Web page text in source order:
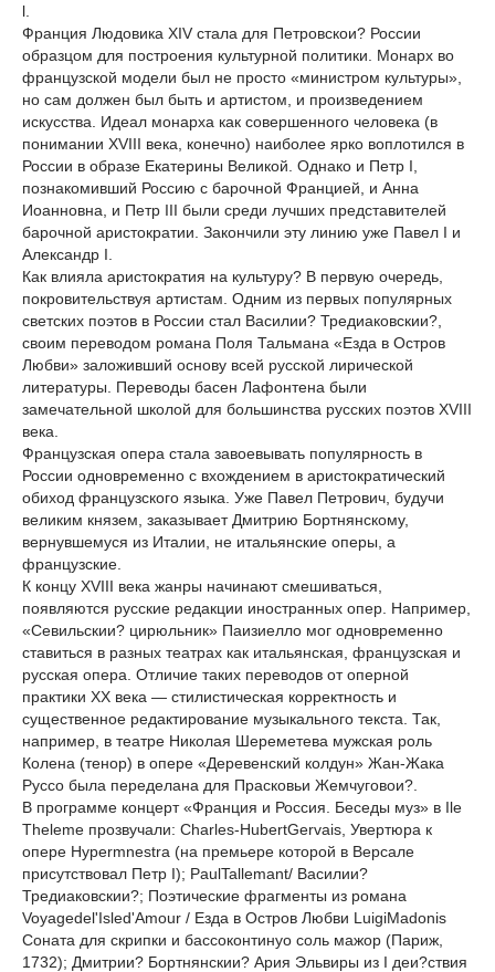
l.
Франция Людовика XIV стала для Петровскои? России
образцом для построения культурной политики. Монарх во
французской модели был не просто «министром культуры»,
но сам должен был быть и артистом, и произведением
искусства. Идеал монарха как совершенного человека (в
понимании XVIII века, конечно) наиболее ярко воплотился в
России в образе Екатерины Великой. Однако и Петр I,
познакомивший Россию с барочной Францией, и Анна
Иоанновна, и Петр III были среди лучших представителей
барочной аристократии. Закончили эту линию уже Павел I и
Александр I.
Как влияла аристократия на культуру? В первую очередь,
покровительствуя артистам. Одним из первых популярных
светских поэтов в России стал Василии? Тредиаковскии?,
своим переводом романа Поля Тальмана «Езда в Остров
Любви» заложивший основу всей русской лирической
литературы. Переводы басен Лафонтена были
замечательной школой для большинства русских поэтов XVIII
века.
Французская опера стала завоевывать популярность в
России одновременно с вхождением в аристократический
обиход французского языка. Уже Павел Петрович, будучи
великим князем, заказывает Дмитрию Бортнянскому,
вернувшемуся из Италии, не итальянские оперы, а
французские.
К концу XVIII века жанры начинают смешиваться,
появляются русские редакции иностранных опер. Например,
«Севильскии? цирюльник» Паизиелло мог одновременно
ставиться в разных театрах как итальянская, французская и
русская опера. Отличие таких переводов от оперной
практики XX века — стилистическая корректность и
существенное редактирование музыкального текста. Так,
например, в театре Николая Шереметева мужская роль
Колена (тенор) в опере «Деревенский колдун» Жан-Жака
Руссо была переделана для Прасковьи Жемчуговои?.
В программе концерт «Франция и Россия. Беседы муз» в Ile
Theleme прозвучали: Charles-HubertGervais, Увертюра к
опере Hypermnestra (на премьере которой в Версале
присутствовал Петр I); PaulTallemant/ Василии?
Тредиаковскии?; Поэтические фрагменты из романа
Voyagedel'Isled'Amour / Езда в Остров Любви LuigiMadonis
Соната для скрипки и бассоконтинуо соль мажор (Париж,
1732); Дмитрии? Бортнянскии? Ария Эльвиры из I деи?ствия